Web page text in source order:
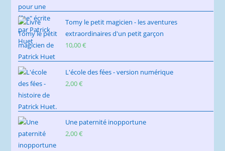
Tomy le petit magicien - les aventures
extraordinaires d'un petit garçon
10,00€
L'école des fées - version numérique
2,00€
Une paternité inopportune
2,00€